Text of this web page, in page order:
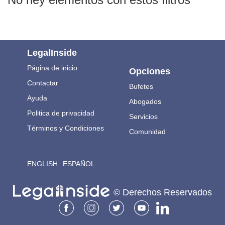
LegalInside
Página de inicio
Contactar
Ayuda
Politica de privacidad
Términos y Condiciones
ENGLISH ESPAÑOL
Opciones
Bufetes
Abogados
Servicios
Comunidad
.
© Derechos Reservados